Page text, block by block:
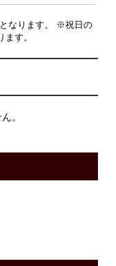
なります。 ※祝日の
す。
。